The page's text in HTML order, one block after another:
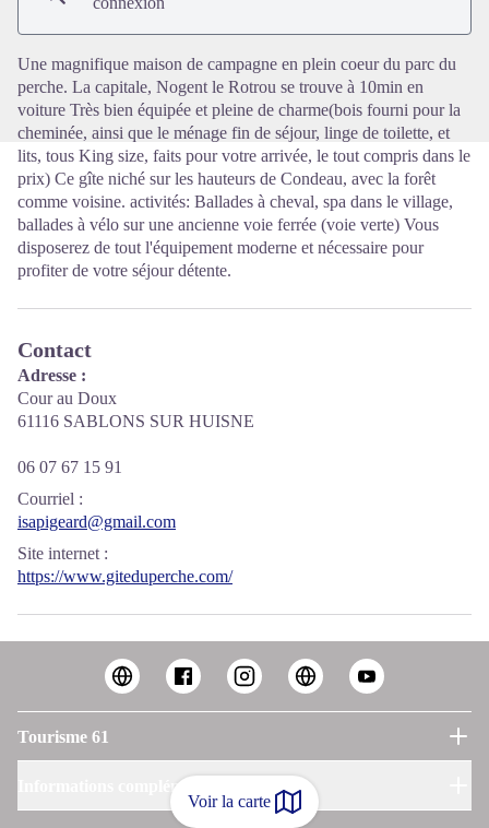
Voir la carte
Une magnifique maison de campagne en plein coeur du parc du
perche. La capitale, Nogent le Rotrou se trouve à 10min en
voiture Très bien équipée et pleine de charme(bois fourni pour la
cheminée, ainsi que le ménage fin de séjour, linge de toilette, et
lits, tous King size, faits pour votre arrivée, le tout compris dans le
prix) Ce gîte niché sur les hauteurs de Condeau, avec la forêt
comme voisine. activités: Ballades à cheval, spa dans le village,
ballades à vélo sur une ancienne voie ferrée (voie verte) Vous
disposerez de tout l'équipement moderne et nécessaire pour
profiter de votre séjour détente.
Contact
Adresse :
Cour au Doux
61116 SABLONS SUR HUISNE
06 07 67 15 91
Courriel :
isapigeard@gmail.com
Site internet :
https://www.giteduperche.com/
Tourisme 61
Informations complémentaires